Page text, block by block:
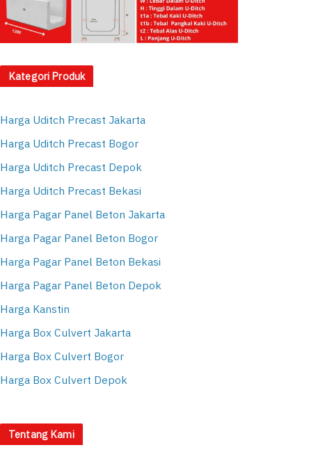
Kategori Produk
Harga Uditch Precast Jakarta
Harga Uditch Precast Bogor
Harga Uditch Precast Depok
Harga Uditch Precast Bekasi
Harga Pagar Panel Beton Jakarta
Harga Pagar Panel Beton Bogor
Harga Pagar Panel Beton Bekasi
Harga Pagar Panel Beton Depok
Harga Kanstin
Harga Box Culvert Jakarta
Harga Box Culvert Bogor
Harga Box Culvert Depok
Tentang Kami